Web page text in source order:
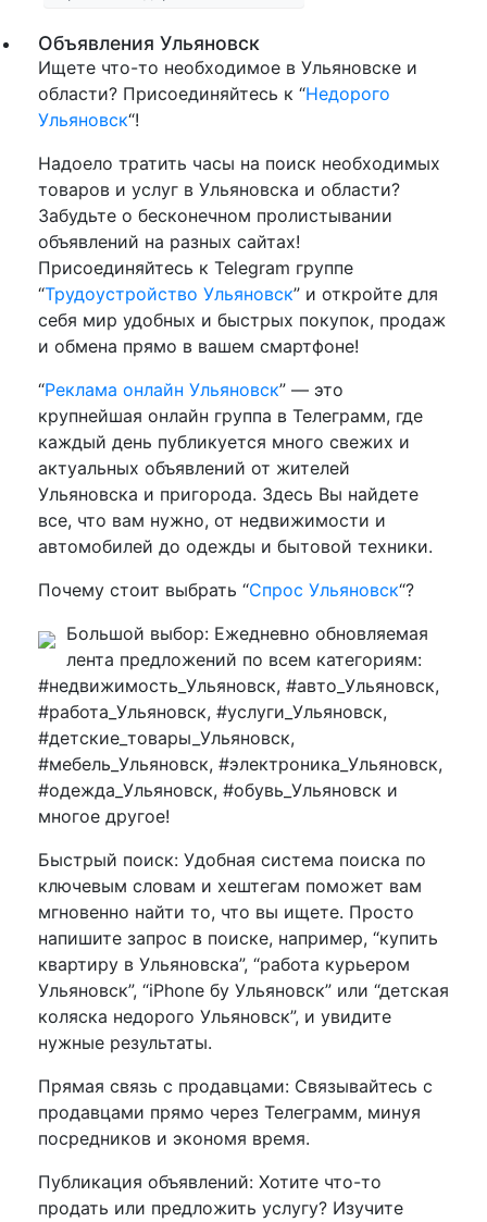
Объявления Ульяновск
Ищете что-то необходимое в Ульяновске и
области? Присоединяйтесь к “Недорого
Ульяновск“!
Надоело тратить часы на поиск необходимых
товаров и услуг в Ульяновска и области?
Забудьте о бесконечном пролистывании
объявлений на разных сайтах!
Присоединяйтесь к Telegram группе
“Трудоустройство Ульяновск” и откройте для
себя мир удобных и быстрых покупок, продаж
и обмена прямо в вашем смартфоне!
“Реклама онлайн Ульяновск” — это
крупнейшая онлайн группа в Телеграмм, где
каждый день публикуется много свежих и
актуальных объявлений от жителей
Ульяновска и пригорода. Здесь Вы найдете
все, что вам нужно, от недвижимости и
автомобилей до одежды и бытовой техники.
Почему стоит выбрать “Спрос Ульяновск“?
Большой выбор: Ежедневно обновляемая
лента предложений по всем категориям:
#недвижимость_Ульяновск, #авто_Ульяновск,
#работа_Ульяновск, #услуги_Ульяновск,
#детские_товары_Ульяновск,
#мебель_Ульяновск, #электроника_Ульяновск,
#одежда_Ульяновск, #обувь_Ульяновск и
многое другое!
Быстрый поиск: Удобная система поиска по
ключевым словам и хештегам поможет вам
мгновенно найти то, что вы ищете. Просто
напишите запрос в поиске, например, “купить
квартиру в Ульяновска”, “работа курьером
Ульяновск”, “iPhone бу Ульяновск” или “детская
коляска недорого Ульяновск”, и увидите
нужные результаты.
Прямая связь с продавцами: Связывайтесь с
продавцами прямо через Телеграмм, минуя
посредников и экономя время.
Публикация объявлений: Хотите что-то
продать или предложить услугу? Изучите